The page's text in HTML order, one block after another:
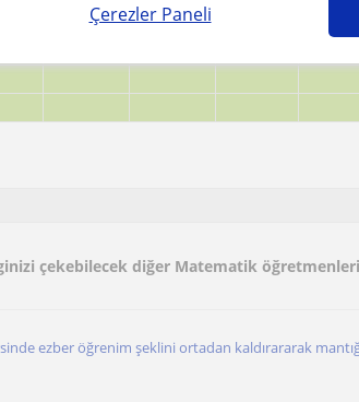
Çerezler Paneli
çekebilecek diğer Matematik öğretmenleri
ezber öğrenim şeklini ortadan kaldırararak